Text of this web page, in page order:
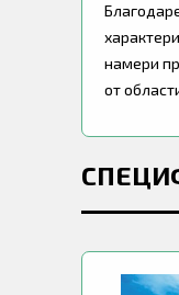
намери
от